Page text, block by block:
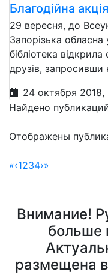
Благодійна
29 вересня, до
Запорізька обласна
бібліотека
друзів, запросивши
24 октября 2018,
Найдено
Отображены
«‹1234›»
Внимание!
больше
размещена в